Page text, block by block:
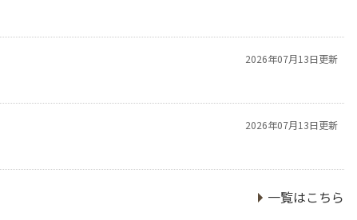
2026年07月13日更新
2026年07月13日更新
一覧はこちら